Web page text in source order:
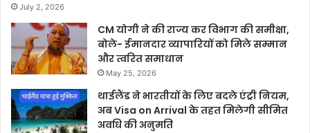
July 2, 2026
CM योगी ने की राज्य कर विभाग की समीक्षा,
बोले- ईमानदार व्यापारियों को मिले सम्मान
और त्वरित समाधान
May 25, 2026
थाईलैंड ने भारतीयों के लिए बदले एंट्री नियम,
अब Visa on Arrival के तहत मिलेगी सीमित
अवधि की अनुमति